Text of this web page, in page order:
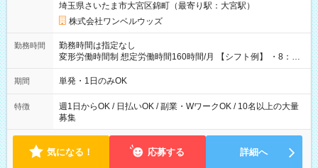
埼玉県さいたま市大宮区錦町（最寄り駅：大宮駅）
株式会社ワンベルウッズ
勤務時間
勤務時間は指定なし
変形労働時間制 想定労働時間160時間/月 【シフト例】 ・8：00
～21：00
期間 単発・1日のみOK
特徴
週1日からOK / 日払いOK / 副業・WワークOK / 10名以上の大量
募集
気になる！ 応募する 詳細へ